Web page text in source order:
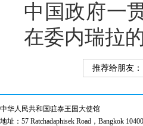
中国政府一
在委内瑞拉
推荐给朋友：
中华人民共和国驻泰王国大使馆
地址：57 Ratchadaphisek Road，Bangkok